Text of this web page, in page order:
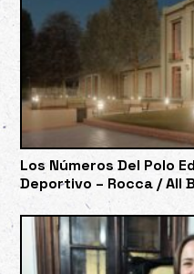
Los Números Del Polo
Deportivo – Rocca / All